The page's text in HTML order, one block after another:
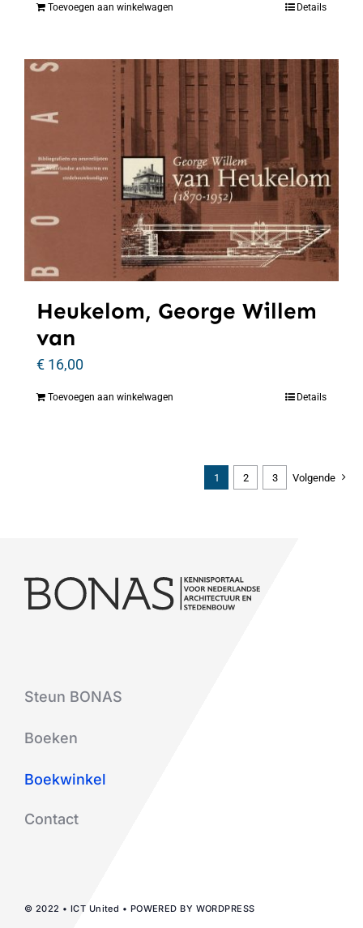
Toevoegen aan winkelwagen Details
Heukelom, George Willem
van
€ 16,00
Toevoegen aan winkelwagen Details
1 2 3 Volgende
Steun BONAS
Boeken
Boekwinkel
Contact
© 2022 • ICT United • POWERED BY WORDPRESS